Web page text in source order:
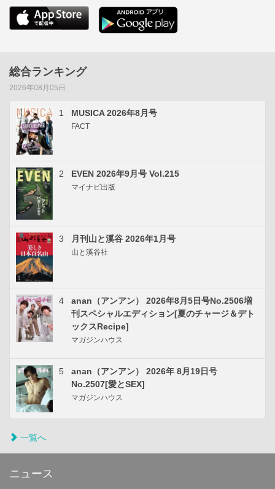
総合ランキング
2026年08月05日
1 MUSICA 2026年8月号
FACT
2 EVEN 2026年9月号 Vol.215
マイナビ出版
3 月刊山と溪谷 2026年1月号
山と溪谷社
4
anan（アンアン） 2026年8月5日号No.2506増
刊スペシャルエディション[夏のチャージ＆デト
ックスRecipe]
マガジンハウス
5
anan（アンアン） 2026年 8月19日号
No.2507[愛とSEX]
マガジンハウス
一覧へ
ニュース